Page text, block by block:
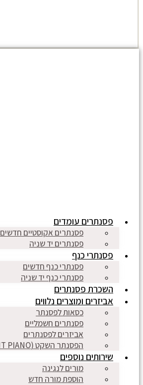
פסנתרים עומדים
פסנתרים אקוסטיים חדשים
פסנתרים יד שניה
פסנתרי כנף
פסנתרי כנף חדשים
פסנתרי כנף יד שניה
השכרת פסנתרים
אביזרים ומוצרים נלווים
כסאות לפסנתר
פסנתרים חשמליים
אביזרים לפסנתרים
הפסנתר השקט (SILENT PIANO)
שירותים נוספים
מורים לנגינה
הוספת מורה חדש